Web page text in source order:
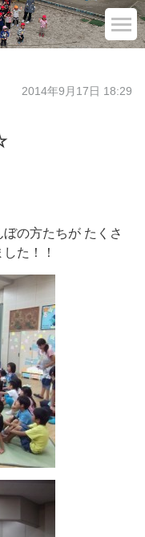
2014年9月17日 18:29
の方たちが たくさ
た！！